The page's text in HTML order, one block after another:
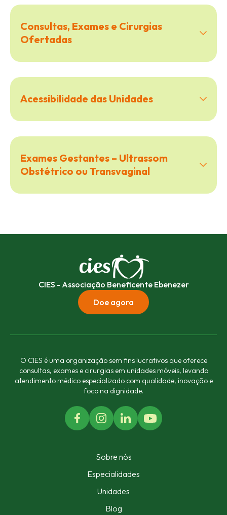
Consultas, Exames e Cirurgias
Ofertadas
Acessibilidade das Unidades
Exames Gestantes – Ultrassom
Obstétrico ou Transvaginal
CIES - Associação Beneficente Ebenezer
Doe agora
O CIES é uma organização sem fins lucrativos que oferece
consultas, exames e cirurgias em unidades móveis, levando
atendimento médico especializado com qualidade, inovação e
foco na dignidade.
Sobre nós
Especialidades
Unidades
Blog